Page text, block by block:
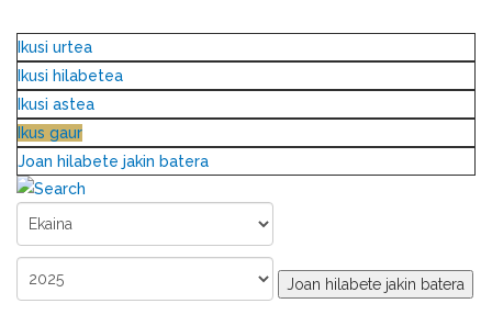
Ikusi urtea
Ikusi hilabetea
Ikusi astea
Ikus gaur
Joan hilabete jakin batera
Joan hilabete jakin batera